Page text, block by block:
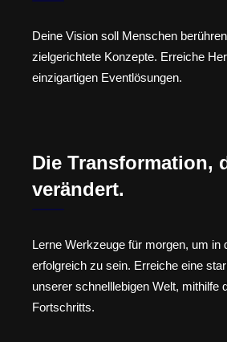
Deine Vision soll Menschen
zielgerichtete Konzepte. Erreiche
einzigartigen Eventlösungen.
Die Transformation,
verändert.
Lerne Werkzeuge für morgen, um in
erfolgreich zu sein. Erreiche eine
unserer schnelllebigen Welt, mithilfe
Fortschritts.